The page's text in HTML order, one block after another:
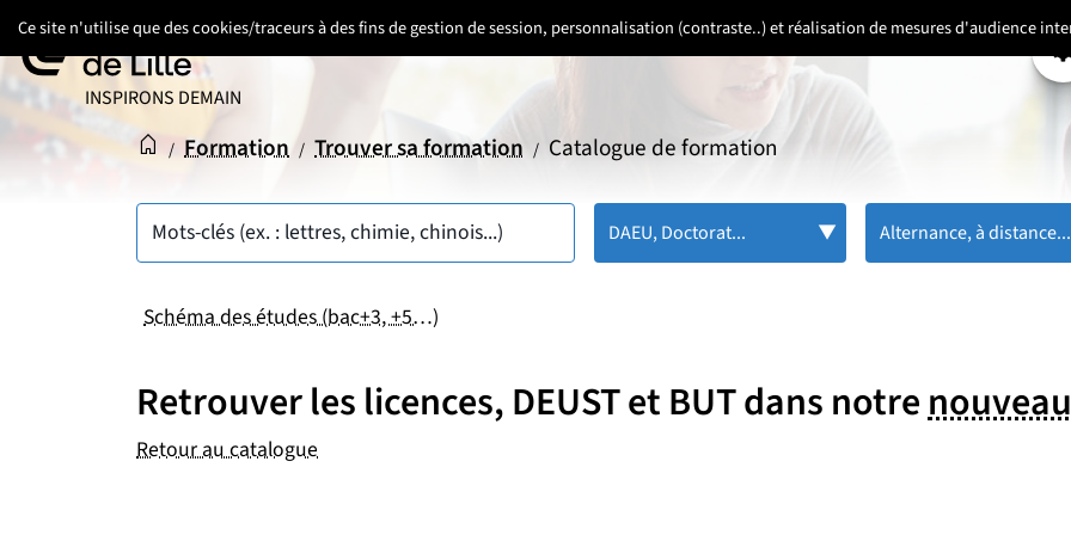
Ce site n'utilise que des cookies/traceurs à des fins de gestion de session, personnalisation (contraste..) et réalisation de mesures d'audience
Aller
contenu
Aller
au
menu
principal
Aller
pied
de
page
UNIVERSITÉ DE LILLE
INSPIRONS DEMAIN
Accueil
Accueil
/ Formation / Trouver sa formation / Catalogue de formation
Mots-clés (ex. : lettres, chimie, chinois...) DAEU, Doctorat... Alternance, à distance...
Schéma des études (bac+3, +5…)
Retrouver les licences, DEUST et BUT dans notre
Retour au catalogue